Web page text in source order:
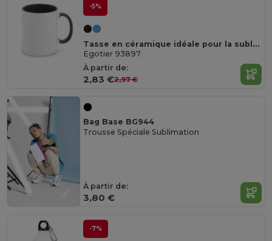
-5%
Tasse en céramique idéale pour la sublimation
Egotier 93897
À partir de:
2,83 €2,97 €
Bag Base BG944
Trousse Spéciale Sublimation
À partir de:
3,80 €
-7%